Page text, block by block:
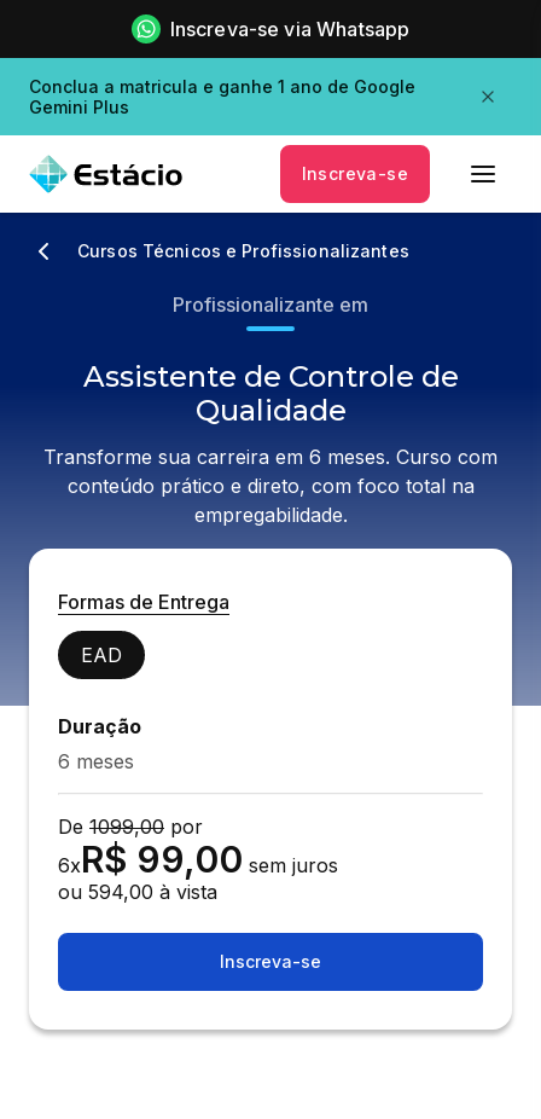
Inscreva-se via Whatsapp
Conclua a matricula e ganhe 1 ano de Google
Gemini Plus
Inscreva-se
Cursos Técnicos e Profissionalizantes
Profissionalizante em
Assistente de Controle de
Qualidade
Transforme sua carreira em 6 meses. Curso com
conteúdo prático e direto, com foco total na
empregabilidade.
Formas de Entrega
EAD
Duração
6 meses
De 1099,00 por
6xR$ 99,00 sem juros
ou 594,00 à vista
Inscreva-se